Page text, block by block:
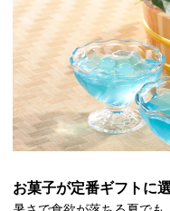
お菓子が定番ギフトに